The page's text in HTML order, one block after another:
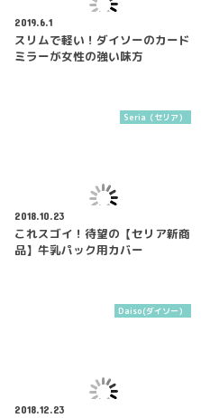
2019.6.1
スリムで軽い！ダイソーのカード
ミラーが女性の強い味方
Seria（セリア）
2018.10.23
これスゴイ！待望の【セリア新商
品】牛乳パック用カバー
Daiso(ダイソー）
2018.12.23